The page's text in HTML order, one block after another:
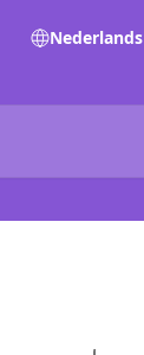
Nederlands